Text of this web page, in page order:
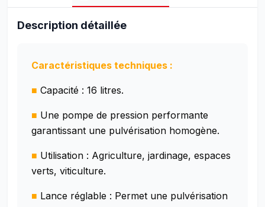
Description détaillée
Caractéristiques techniques :
■ Capacité : 16 litres.
■ Une pompe de pression performante
garantissant une pulvérisation homogène.
■ Utilisation : Agriculture, jardinage, espaces
verts, viticulture.
■ Lance réglable : Permet une pulvérisation